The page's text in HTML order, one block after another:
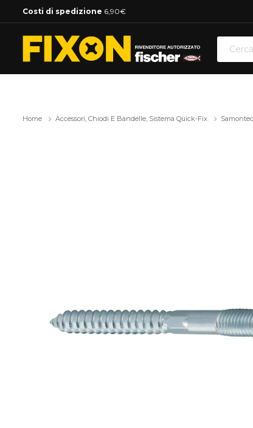
Costi di spedizione 6,90€
Home Accessori, Chiodi E Bandelle, Sistema Quick-Fix